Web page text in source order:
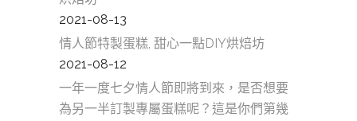
2021-08-13
情人節特製蛋糕, 甜心一點DIY烘焙坊
2021-08-12
一年一度七夕情人節即將到來，是否想要
為另一半訂製專屬蛋糕呢？這是你們第幾